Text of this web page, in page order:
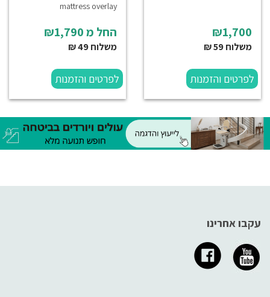
₪1,700
משלוח 59 ₪
לפרטים והזמנות
mattress overlay
החל מ
משלוח 49 ₪
לפרטים והזמנות
עקבו אחרינו